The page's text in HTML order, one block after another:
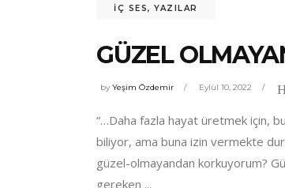
İÇ SES, YAZILAR
GÜZEL
byYeşim Özdemir Eylül 10, 2022
“…Daha fazla hayat üretmek için,
biliyor, ama buna izin vermekte
güzel-olmayandan korkuyorum?
gereken